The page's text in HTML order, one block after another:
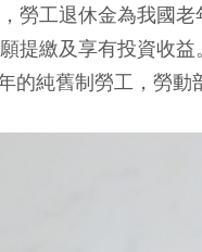
勞工退休金為我國
提繳及享有投資收
的純舊制勞工，勞動